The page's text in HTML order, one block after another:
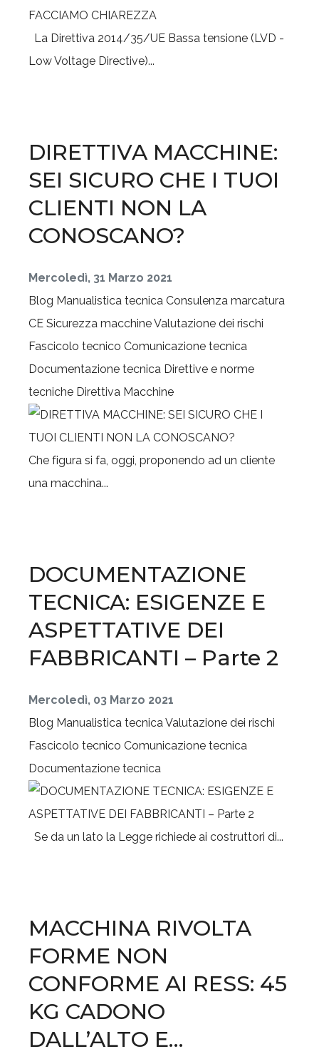
La Direttiva 2014/35/UE Bassa tensione (LVD -
Low Voltage Directive)...
DIRETTIVA MACCHINE:
SEI SICURO CHE I TUOI
CLIENTI NON LA
CONOSCANO?
Mercoledì, 31 Marzo 2021
Blog Manualistica tecnica Consulenza marcatura
CE Sicurezza macchineValutazione dei rischi
Fascicolo tecnico Comunicazione tecnica
Documentazione tecnica Direttive e norme
tecniche Direttiva Macchine
Che figura si fa, oggi, proponendo ad un cliente
una macchina...
DOCUMENTAZIONE
TECNICA: ESIGENZE E
ASPETTATIVE DEI
FABBRICANTI – Parte 2
Mercoledì, 03 Marzo 2021
Blog Manualistica tecnicaValutazione dei rischi
Fascicolo tecnico Comunicazione tecnica
Documentazione tecnica
Se da un lato la Legge richiede ai costruttori di...
MACCHINA RIVOLTA
FORME NON
CONFORME AI RESS: 45
KG CADONO
DALL’ALTO E…